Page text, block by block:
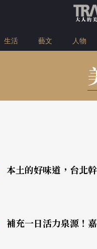
生活 藝文 人物
本土的好味道，台北
補充一日活力泉源！